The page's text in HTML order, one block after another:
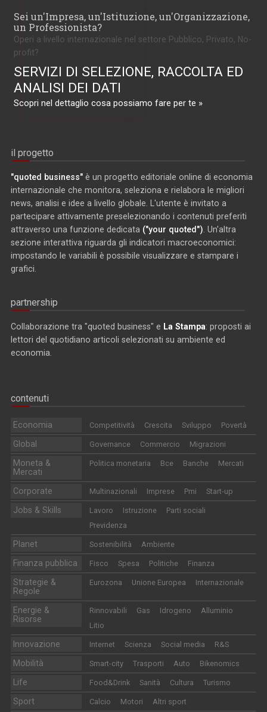
Sei un'Impresa, un'Istituzione, un'Organizzazione,
un Professionista?
Operi a livello internazionale nel settore Pubblico, Privato, No-
profit?
SERVIZI DI SELEZIONE, RACCOLTA ED
ANALISI DEI DATI
Scopri nel dettaglio cosa possiamo fare per te »
il progetto
"quoted business" è un progetto editoriale online di economia
internazionale che monitora, seleziona e rielabora le migliori
news, analisi e idee a livello globale. L'utente è invitato a
partecipare attivamente preselezionando i contenuti preferiti
attraverso una funzione dedicata ("your quoted") . Un'altra
sezione interattiva riguarda gli indicatori macroeconomici:
impostando le variabili è possibile visualizzare e stampare i
grafici.
partnership
Collaborazione tra "quoted business" e La Stampa: proposti ai
lettori del quotidiano articoli selezionati su ambiente ed
economia.
contenuti
Economia Competitività Crescita Sviluppo Povertà
Global Governance Commercio Migrazioni
Moneta &
Mercati
Politica monetaria Bce Banche Mercati
Corporate Multinazionali Imprese Pmi Start-up
Jobs & Skills Lavoro Istruzione
Parti sociali
Previdenza
Planet Sostenibilità Ambiente
Finanza pubblica Fisco Spesa Politiche Finanza
Strategie &
Regole
Eurozona Unione Europea Internazionale
Energie &
Risorse
Rinnovabili Gas Idrogeno
Alluminio
Litio
Innovazione Internet Scienza Social media R&S
Mobilità Smart-city Trasporti Auto Bikenomics
Life Food&Drink Sanità Cultura Turismo
Sport Calcio Motori Altri sport